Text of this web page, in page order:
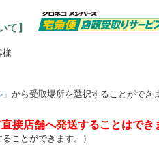
て】
様
から受取場所を選択することができ
接店舗へ発送することはでき
ことができます。）